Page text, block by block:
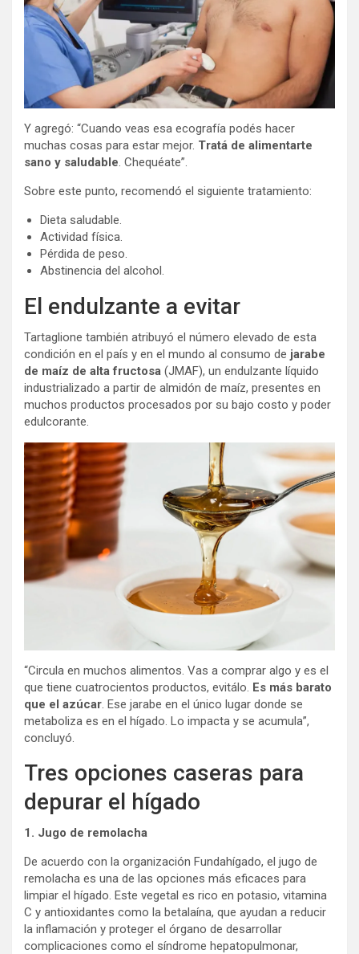
Y agregó: “Cuando veas esa ecografía podés hacer
muchas cosas para estar mejor. Tratá de alimentarte
sano y saludable. Chequéate”.
Sobre este punto, recomendó el siguiente tratamiento:
Dieta saludable.
Actividad física.
Pérdida de peso.
Abstinencia del alcohol.
El endulzante a evitar
Tartaglione también atribuyó el número elevado de esta
condición en el país y en el mundo al consumo de jarabe
de maíz de alta fructosa (JMAF), un endulzante líquido
industrializado a partir de almidón de maíz, presentes en
muchos productos procesados por su bajo costo y poder
edulcorante.
“Circula en muchos alimentos. Vas a comprar algo y es el
que tiene cuatrocientos productos, evitálo. Es más barato
que el azúcar. Ese jarabe en el único lugar donde se
metaboliza es en el hígado. Lo impacta y se acumula”,
concluyó.
Tres opciones caseras para
depurar el hígado
1. Jugo de remolacha
De acuerdo con la organización Fundahígado, el jugo de
remolacha es una de las opciones más eficaces para
limpiar el hígado. Este vegetal es rico en potasio, vitamina
C y antioxidantes como la betalaína, que ayudan a reducir
la inflamación y proteger el órgano de desarrollar
complicaciones como el síndrome hepatopulmonar,